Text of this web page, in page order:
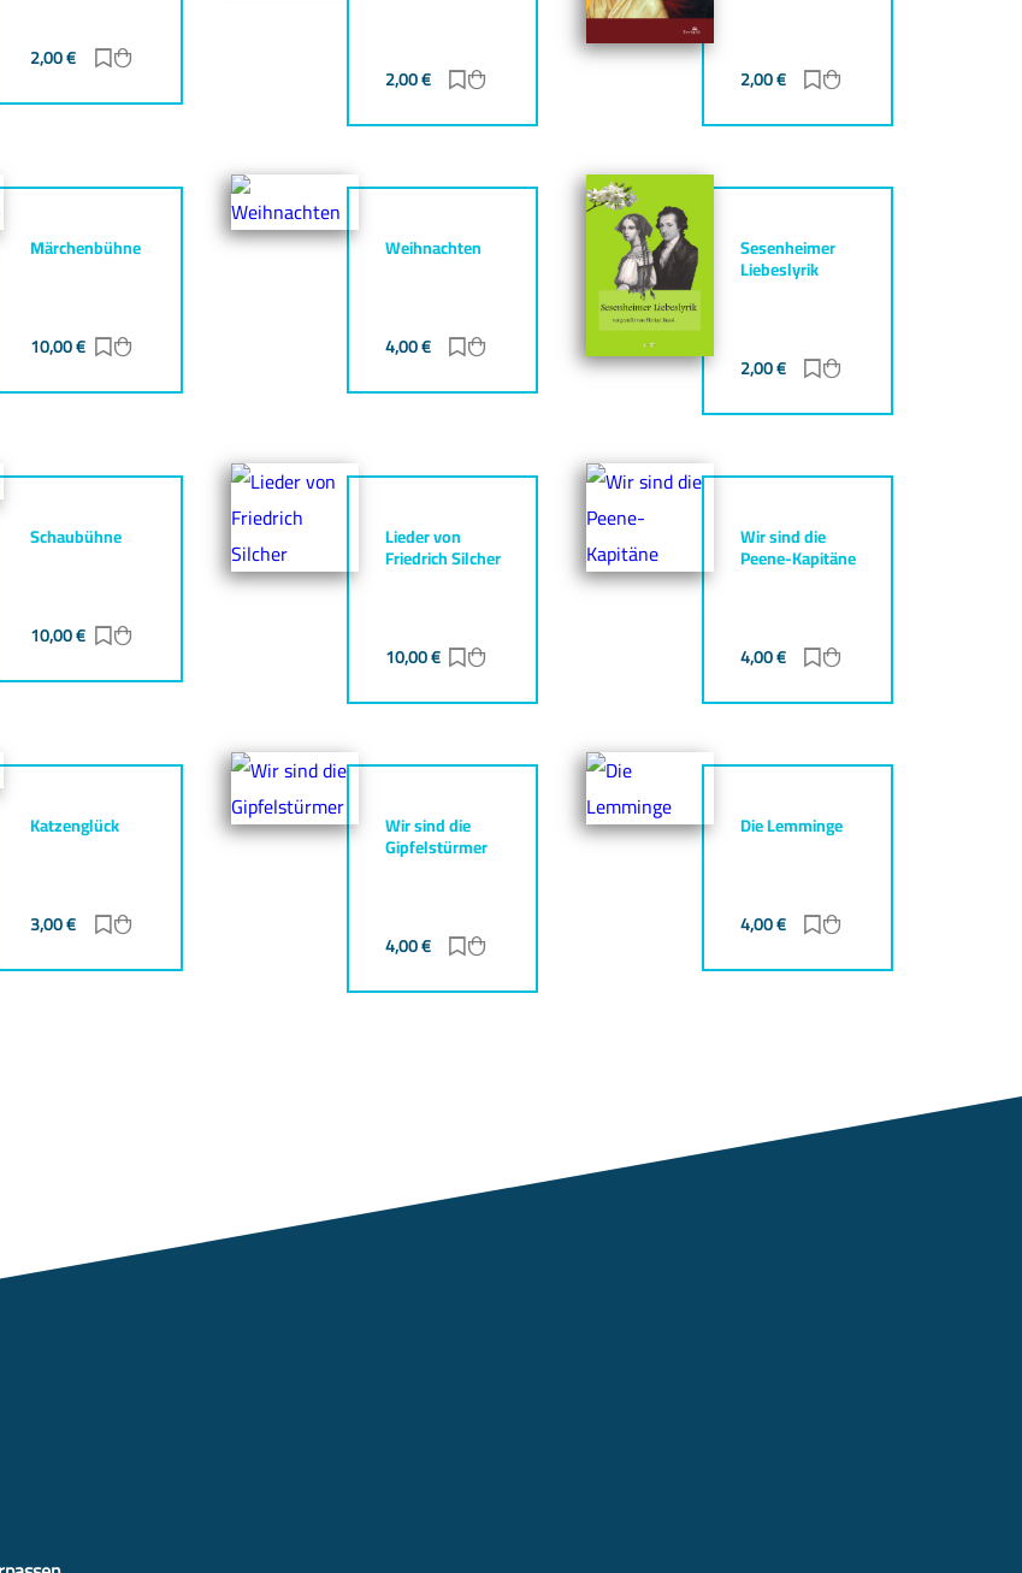
2,00€ Zur Merkliste hinzufügen
2,00€ Zur Merkliste hinzufügen 2,00€ Zur Merkliste
Märchenbühne
10,00€ Zur Merkliste hinzufügen
Weihnachten
4,00€ Zur Merkliste hinzufügen
Zum Warenkorb hinzufügen
Sesenheimer
Liebeslyrik
2,00€ Zur Merkliste
Schaubühne
10,00€ Zur Merkliste hinzufügen
Lieder von
Friedrich Silcher
10,00€ Zur Merkliste hinzufügen
Wir sind die
Peene-Kapitäne
4,00€ Zur Merkliste
Katzenglück
3,00€ Zur Merkliste hinzufügen
Wir sind die
Gipfelstürmer
4,00€ Zur Merkliste hinzufügen
Die Lemminge
4,00€ Zur Merkliste